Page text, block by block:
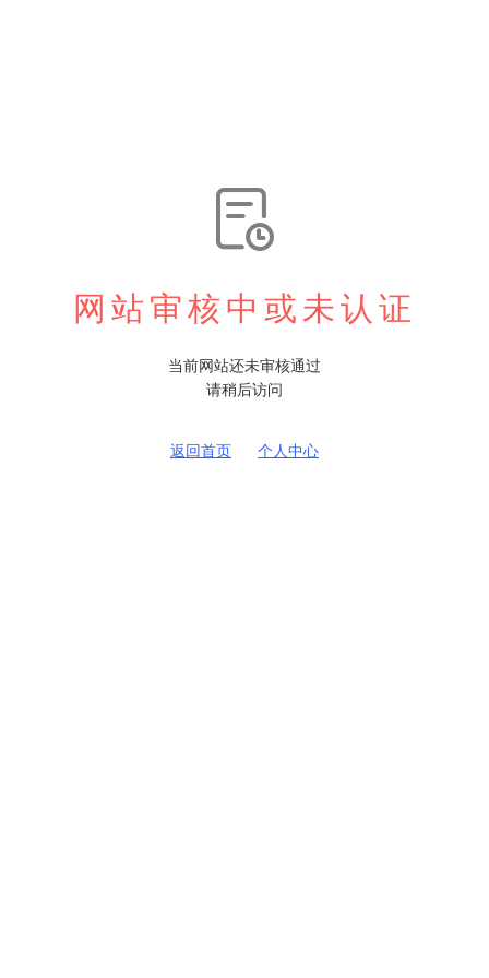

网站审核中或未认证
当前网站还未审核通过
请稍后访问
返回首页 个人中心